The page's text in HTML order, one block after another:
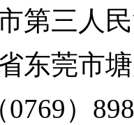
第三人
东莞市
0769）